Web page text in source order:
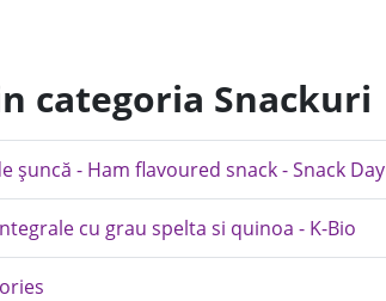
categoria Snackuri
șuncă - Ham flavoured snack - Snack Day
cu grau spelta si quinoa - K-Bio